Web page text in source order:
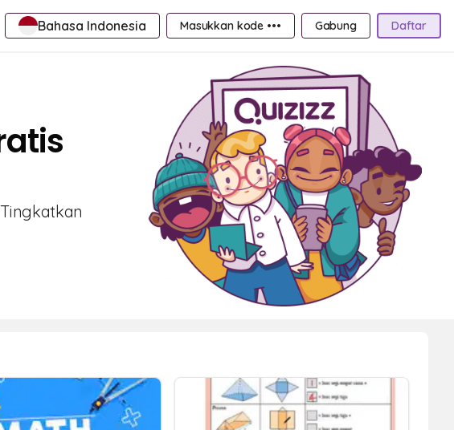
Bahasa Indonesia Masukkan kode ••• Gabung Daftar